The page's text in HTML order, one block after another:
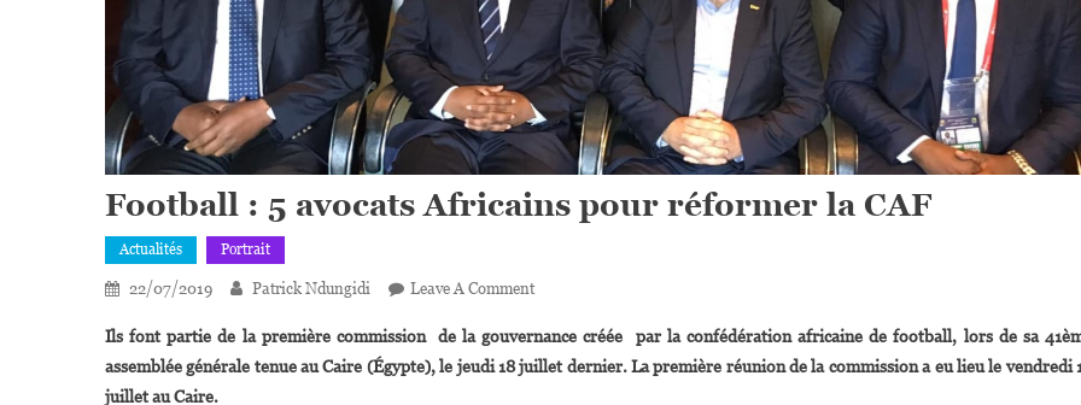
Football : 5 avocats Africains pour réformer la CAF
Actualités Portrait
22/07/2019 Patrick Ndungidi Leave A CommentOn
5
Avocats
Ils font partie de la première commission de la gouvernance créée par la confédération africaine de football, lors de sa
assemblée générale tenue au Caire (Égypte), le jeudi 18 juillet dernier. La première réunion de la commission a eu lieu le vendredi
juillet au Caire.